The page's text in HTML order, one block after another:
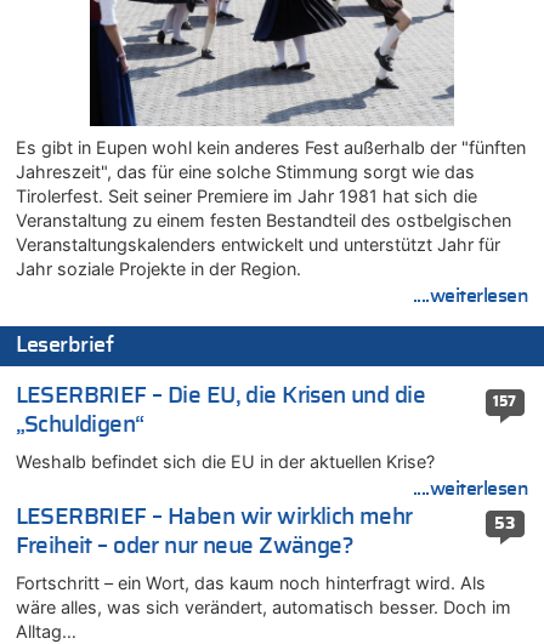
Leipzig, Mechernich und die Frage: Wer steckt hinter den
Drohnen mit Strengstoff? War es Russland?
08.08.2026 - 13:03 von WK zu
Kollision zwischen Autofahrer und Radfahrer an RAVeL-Weg
08.08.2026 - 12:56 von WK zu
Wasserstand des Rheins in NRW so niedrig wie noch nie
08.08.2026 - 12:29 von WK zu
In Belgien missachten zwei von drei Autofahrern das
Tempolimit in 30er-Zonen – Untersuchung von Vias
08.08.2026 - 12:01 von Hugo Egon Bernhard von Sinnen zu
Zurück an den Rhein: Hendrich wechselt zum 1. FC Köln
08.08.2026 - 11:39 von Dax zu
In Belgien missachten zwei von drei Autofahrern das
Tempolimit in 30er-Zonen – Untersuchung von Vias
08.08.2026 - 11:08 von Hans zu
Aachen ab 11. August wieder Mekka des Pferdesports –
Belgien setzt bei Reit-WM auf starke Springreiter
08.08.2026 - 10:21 von Hugo Egon Bernhard von Sinnen zu
In Belgien missachten zwei von drei Autofahrern das
Tempolimit in 30er-Zonen – Untersuchung von Vias
Wie kam es zur Ceuta-Krise?
08.08.2026 - 09:27 von Ermitler zu
Es gibt in Eupen wohl kein anderes Fest außerhalb der "fünften
Jahreszeit", das für eine solche Stimmung sorgt wie das
Tirolerfest. Seit seiner Premiere im Jahr 1981 hat sich die
Veranstaltung zu einem festen Bestandteil des ostbelgischen
Veranstaltungskalenders entwickelt und unterstützt Jahr für
Jahr soziale Projekte in der Region.
....weiterlesen
Leserbrief
157
LESERBRIEF – Die EU, die Krisen und die
„Schuldigen“
Weshalb befindet sich die EU in der aktuellen Krise?
....weiterlesen
53
LESERBRIEF – Haben wir wirklich mehr
Freiheit – oder nur neue Zwänge?
Fortschritt – ein Wort, das kaum noch hinterfragt wird. Als
wäre alles, was sich verändert, automatisch besser. Doch im
Alltag…